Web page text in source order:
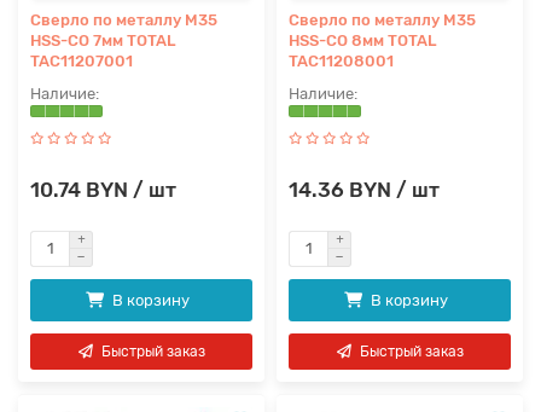
Сверло по металлу M35
HSS-CO 7мм TOTAL
TAC11207001
10.74 BYN / шт
В корзину
Быстрый заказ
Сверло по металлу M35
HSS-CO 8мм TOTAL
TAC11208001
14.36 BYN / шт
В корзину
Быстрый заказ